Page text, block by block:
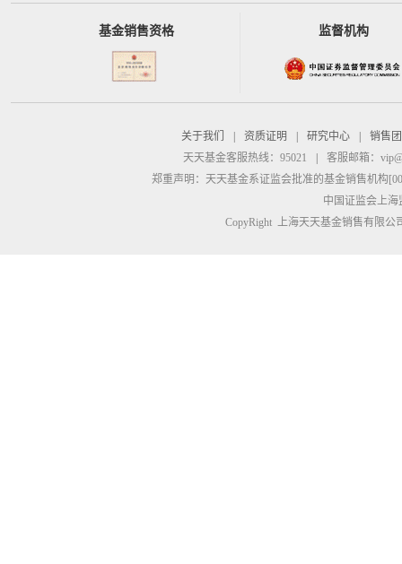
基金销售资格 监督机构
关于我们 资质证明 研究中心
销售
天天基金客服热线：95021
客服邮箱：
郑重声明： 天天基金系证监会批准的基金销售机构
中国证监会上
CopyRight 上海天天基金销售有限